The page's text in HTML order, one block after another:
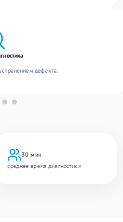
30 мин
среднее время диагностики
дефекта.